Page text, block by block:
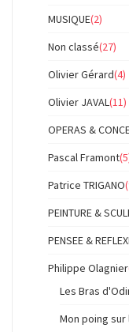
MUSIQUE(2)
Non classé(27)
Olivier Gérard(4)
Olivier JAVAL(11)
OPERAS &
Pascal Framont
Patrice TRIGANO
PEINTURE &
PENSEE &
Philippe Olagnier
Les Bras
Mon poing sur